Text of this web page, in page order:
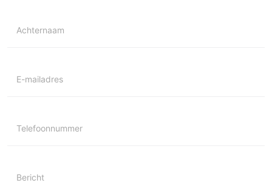
Achternaam
E-mailadres
Telefoonnummer
Bericht